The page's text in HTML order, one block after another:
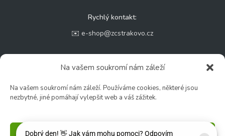
Na vašem soukromí nám záleží
Na vašem soukromí nám záleží. Používáme cookies, některé jsou
nezbytné, jiné pomáhají vylepšit web a váš zážitek.
Příjmout
Rychlý kontakt:
✉️ e-shop@zcstrakovo.cz